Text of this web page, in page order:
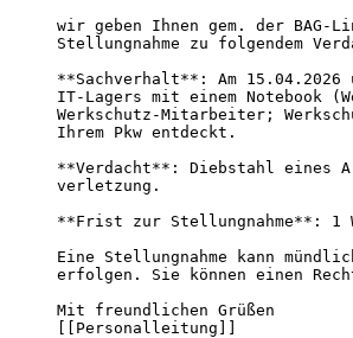
wir geben Ihnen gem. der BAG-
Stellungnahme zu folgendem
**Sachverhalt**: Am 15.04.2026
IT-Lagers mit einem Notebook
Werkschutz-Mitarbeiter;
Ihrem Pkw entdeckt.
**Verdacht**: Diebstahl eines
verletzung.
**Frist zur Stellungnahme**: 1
Eine Stellungnahme kann
erfolgen. Sie können einen
Mit freundlichen Grüßen
[[Personalleitung]]